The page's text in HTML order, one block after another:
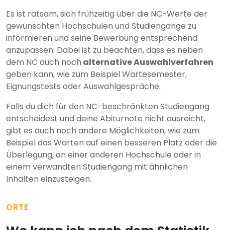
Es ist ratsam, sich frühzeitig über die NC-Werte der
gewünschten Hochschulen und Studiengänge zu
informieren und seine Bewerbung entsprechend
anzupassen. Dabei ist zu beachten, dass es neben
dem NC auch noch alternative Auswahlverfahren
geben kann, wie zum Beispiel Wartesemester,
Eignungstests oder Auswahlgespräche.
Falls du dich für den NC-beschränkten Studiengang
entscheidest und deine Abiturnote nicht ausreicht,
gibt es auch noch andere Möglichkeiten, wie zum
Beispiel das Warten auf einen besseren Platz oder die
Überlegung, an einer anderen Hochschule oder in
einem verwandten Studiengang mit ähnlichen
Inhalten einzusteigen.
ORTE